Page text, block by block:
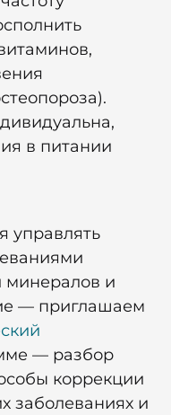
в питании
управлять
и
— приглашаем
— разбор
коррекции
заболеваниях и